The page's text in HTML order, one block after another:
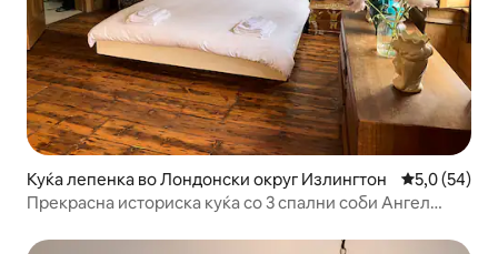
Куќа лепенка во Лондонски округ Излингтон Просечна
5,0 (54)
Прекрасна историска куќа со 3 спални соби Ангел